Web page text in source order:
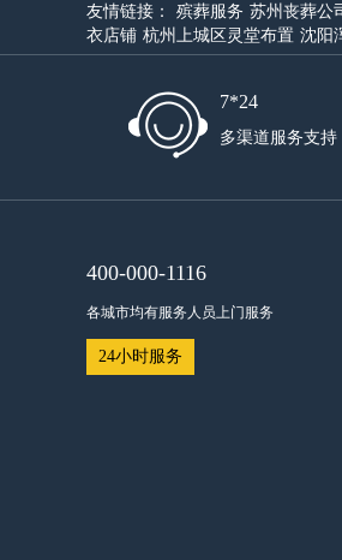
友情链接： 殡葬服务 苏州丧葬公
衣店铺 杭州上城区灵堂布置 沈阳
7*24
多渠道服务支持
400-000-1116
各城市均有服务人员上门服务
24小时服务